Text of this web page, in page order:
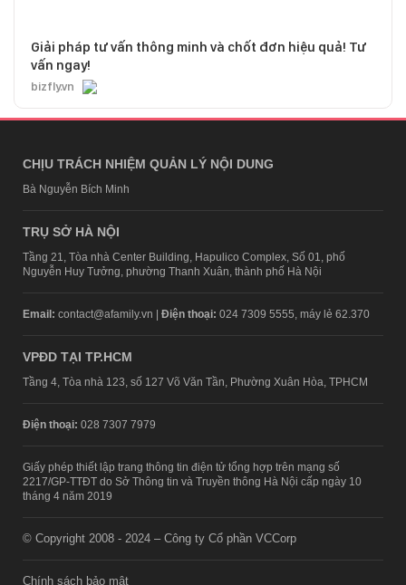
Giải pháp tư vấn thông minh và chốt đơn hiệu quả! Tư
vấn ngay!
bizfly.vn
CHỊU TRÁCH NHIỆM QUẢN LÝ NỘI DUNG
Bà Nguyễn Bích Minh
TRỤ SỞ HÀ NỘI
Tầng 21, Tòa nhà Center Building, Hapulico Complex, Số 01, phố
Nguyễn Huy Tưởng, phường Thanh Xuân, thành phố Hà Nội
Email: contact@afamily.vn | Điện thoại: 024 7309 5555, máy lẻ 62.370
VPĐD TẠI TP.HCM
Tầng 4, Tòa nhà 123, số 127 Võ Văn Tần, Phường Xuân Hòa, TPHCM
Điện thoại: 028 7307 7979
Giấy phép thiết lập trang thông tin điện tử tổng hợp trên mạng số
2217/GP-TTĐT do Sở Thông tin và Truyền thông Hà Nội cấp ngày 10
tháng 4 năm 2019
© Copyright 2008 - 2024 – Công ty Cổ phần VCCorp
Chính sách bảo mật